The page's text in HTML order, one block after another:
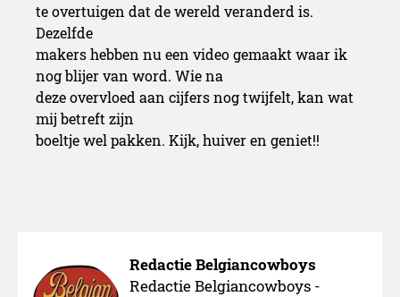
te overtuigen dat de wereld veranderd is.
Dezelfde
makers hebben nu een video gemaakt waar ik
nog blijer van word. Wie na
deze overvloed aan cijfers nog twijfelt, kan wat
mij betreft zijn
boeltje wel pakken. Kijk, huiver en geniet!!
Redactie Belgiancowboys
Redactie Belgiancowboys -